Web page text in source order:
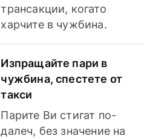
трансакции, когато
харчите в чужбина.
Изпращайте пари в
чужбина, спестете от
такси
Парите Ви стигат по-
далеч, без значение на